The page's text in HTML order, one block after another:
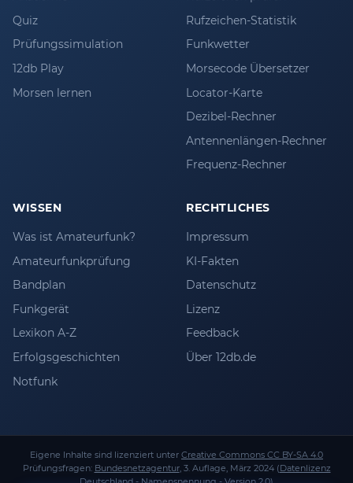
Quiz
Prüfungssimulation
12db Play
Morsen lernen
Rufzeichen-Statistik
Funkwetter
Morsecode Übersetzer
Locator-Karte
Dezibel-Rechner
Antennenlängen-Rechner
Frequenz-Rechner
WISSEN
Was ist Amateurfunk?
Amateurfunkprüfung
Bandplan
Funkgerät
Lexikon A-Z
Erfolgsgeschichten
Notfunk
RECHTLICHES
Impressum
KI-Fakten
Datenschutz
Lizenz
Feedback
Über 12db.de
Eigene Inhalte sind lizenziert unter Creative Commons CC BY-SA 4.0
Prüfungsfragen: Bundesnetzagentur, 3. Auflage, März 2024 (Datenlizenz